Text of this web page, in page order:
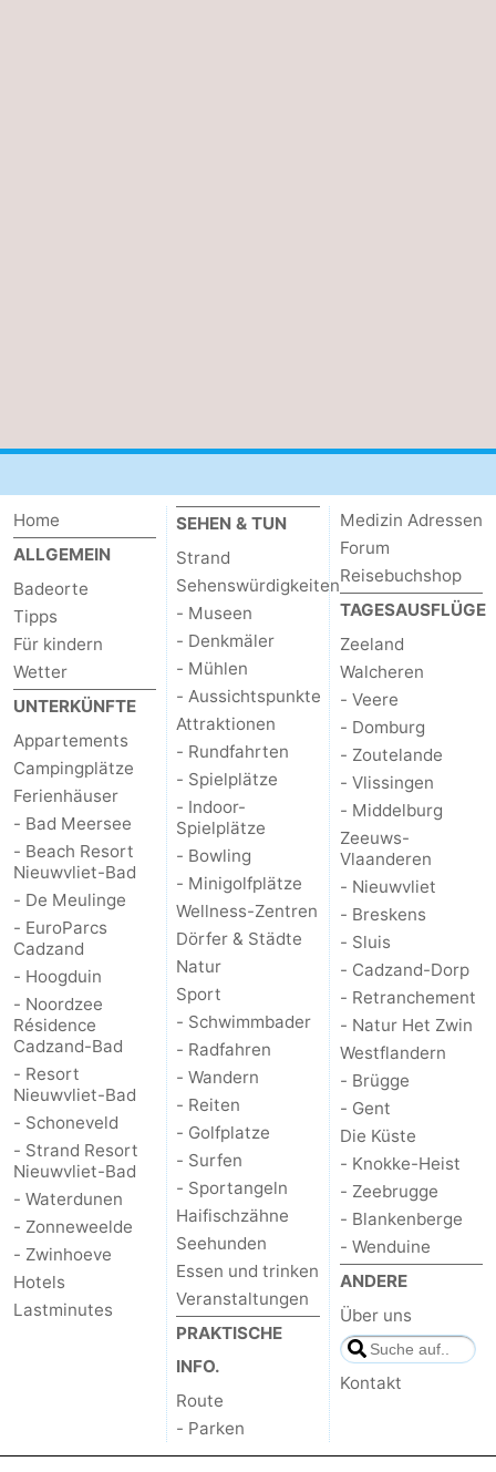
Home
ALLGEMEIN
Badeorte
Tipps
Für kindern
Wetter
UNTERKÜNFTE
Appartements
Campingplätze
Ferienhäuser
- Bad Meersee
- Beach Resort
Nieuwvliet-Bad
- De Meulinge
- EuroParcs
Cadzand
- Hoogduin
- Noordzee
Résidence
Cadzand-Bad
- Resort
Nieuwvliet-Bad
- Schoneveld
- Strand Resort
Nieuwvliet-Bad
- Waterdunen
- Zonneweelde
- Zwinhoeve
Hotels
Lastminutes
SEHEN & TUN
Strand
Sehenswürdigkeiten
- Museen
- Denkmäler
- Mühlen
- Aussichtspunkte
Attraktionen
- Rundfahrten
- Spielplätze
- Indoor-
Spielplätze
- Bowling
- Minigolfplätze
Wellness-Zentren
Dörfer & Städte
Natur
Sport
- Schwimmbader
- Radfahren
- Wandern
- Reiten
- Golfplatze
- Surfen
- Sportangeln
Haifischzähne
Seehunden
Essen und trinken
Veranstaltungen
PRAKTISCHE
INFO.
Route
- Parken
Medizin Adressen
Forum
Reisebuchshop
TAGESAUSFLÜGE
Zeeland
Walcheren
- Veere
- Domburg
- Zoutelande
- Vlissingen
- Middelburg
Zeeuws-
Vlaanderen
- Nieuwvliet
- Breskens
- Sluis
- Cadzand-Dorp
- Retranchement
- Natur Het Zwin
Westflandern
- Brügge
- Gent
Die Küste
- Knokke-Heist
- Zeebrugge
- Blankenberge
- Wenduine
ANDERE
Über uns
Kontakt